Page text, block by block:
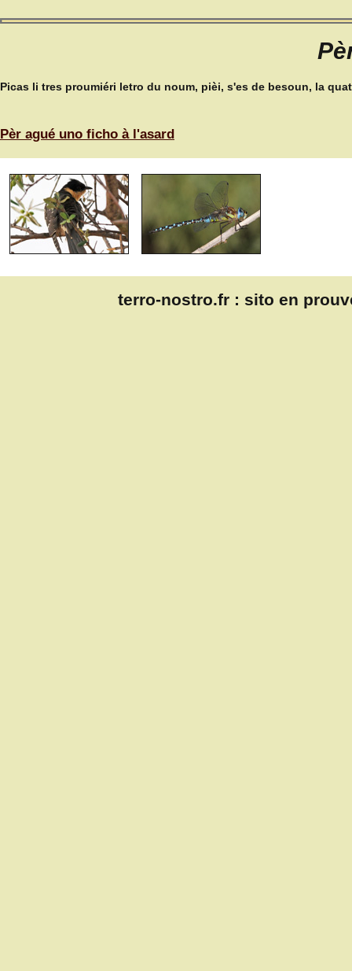
Picas li tres proumiéri letro du noum, pièi, s'es de besoun, la
Pèr agué uno ficho à l'asard
terro-nostro.fr : sito en